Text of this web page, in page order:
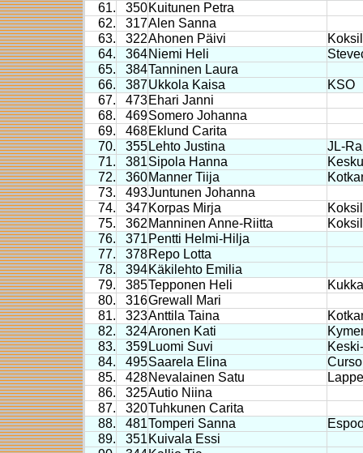
61.
350Kuitunen Petra
62.
317Alen Sanna
63.
322Ahonen Päivi
64.
364Niemi Heli
65.
384Tanninen Laura
66.
387Ukkola Kaisa
KSO
67.
473Ehari Janni
68.
469Somero Johanna
69.
468Eklund Carita
70.
355 Lehto Justina
JL-
71.
381Sipola Hanna
72.
360Manner Tiija
73.
493Juntunen Johanna
74.
347Korpas Mirja
75.
362 Manninen Anne-Riitta
76.
371 Pentti Helmi-Hilja
77.
378Repo Lotta
78.
394Käkilehto Emilia
79.
385Tepponen Heli
80.
316Grewall Mari
81.
323Anttila Taina
82.
324Aronen Kati
83.
359 Luomi Suvi
84.
495Saarela Elina
85.
428Nevalainen Satu
86.
325Autio Niina
87.
320Tuhkunen Carita
88.
481Tomperi Sanna
89.
351 Kuivala Essi